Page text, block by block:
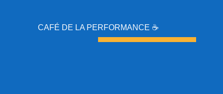
CAFÉ DE LA PERFORMANCE ☕️